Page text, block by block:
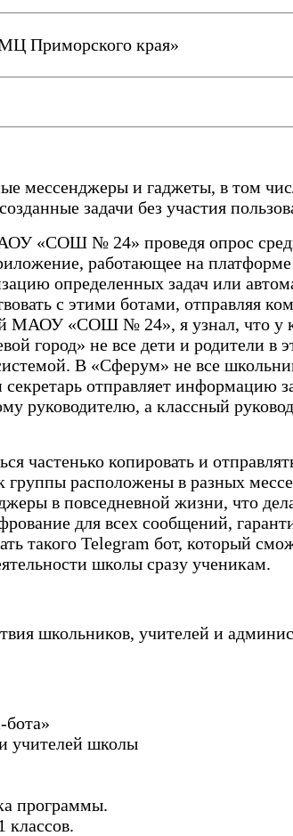
Приморского края»
мессенджеры и гаджеты, в том
задачи без участия
«СОШ № 24» проведя опрос
работающее на
определенных задач или
с этими ботами, отправляя
МАОУ «СОШ № 24», я узнал, что у
город» не все дети и родители в
В «Сферум» не все
отправляет информацию
руководителю, а классный
копировать и
группы расположены в разных
в повседневной жизни, что
для всех сообщений,
такого Telegram бот, который
школы сразу ученикам.
школьников, учителей и
бота»
учителей школы
программы.
классов.